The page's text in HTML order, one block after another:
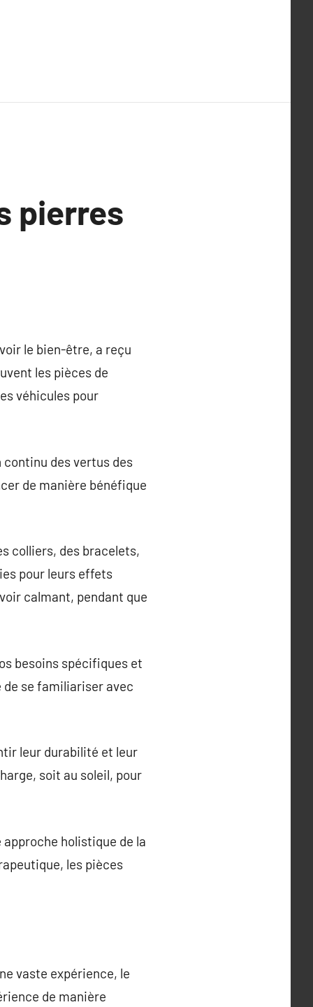
pierres
le bien-être, a reçu
les pièces de
véhicules pour
des vertus des
de manière bénéfique
colliers, des bracelets,
pour leurs effets
calmant, pendant que
besoins spécifiques et
se familiariser avec
leur durabilité et leur
soit au soleil, pour
holistique de la
les pièces
vaste expérience, le
de manière